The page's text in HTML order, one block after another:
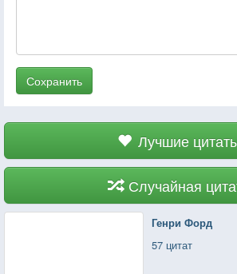
Сохранить
Лучшие
Случайная
Генри Форд
57 цитат